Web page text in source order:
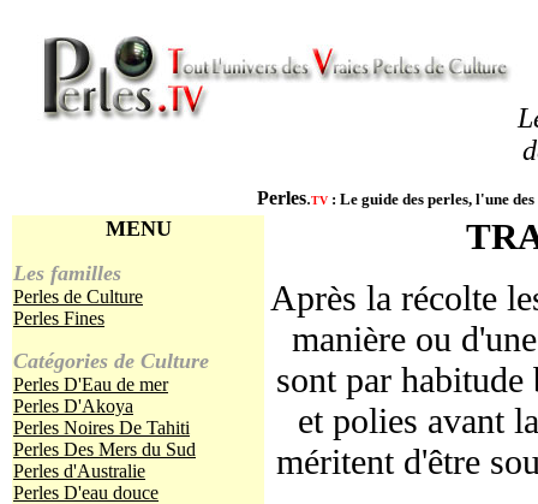
Perles.TV : Le guide des perles, l'une
MENU
Les familles
Perles de Culture
Perles Fines
Catégories de Culture
Perles D'Eau de mer
Perles D'Akoya
Perles Noires De Tahiti
Perles Des Mers du Sud
Perles d'Australie
Perles D'eau douce
Après la récolte
manière ou
sont par habitude
et polies avant
méritent d'être